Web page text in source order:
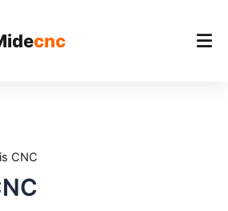
cnc
CNC